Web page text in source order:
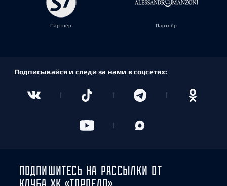
Партнёр Партнёр
Подписывайся и следи за нами в соцсетях:
ПОДПИШИТЕСЬ НА РАССЫЛКИ ОТ